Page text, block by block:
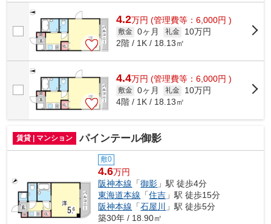
にご好評をいただいている、清潔感のあ...
4.2万円 (管理費等：6,000円 )
敷金 0ヶ月 礼金
10万円
2階 / 1K / 18.13㎡
4.4万円 (管理費等：6,000円 )
敷金 0ヶ月 礼金
10万円
4階 / 1K / 18.13㎡
賃貸 | マンション パインテール御影
敷0
4.6万円
阪神本線 「御影 」駅 徒歩4分
東海道本線 「住吉 」駅 徒歩15分
阪神本線 「石屋川
」駅 徒歩5分
築30年 / 18.90㎡